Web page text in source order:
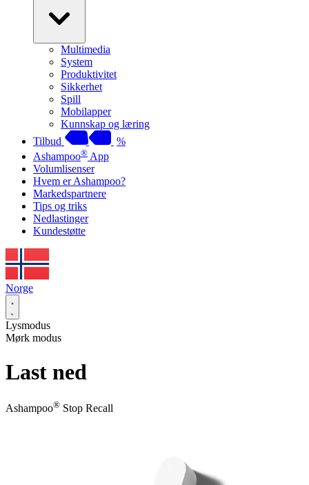
Multimedia
System
Produktivitet
Sikkerhet
Spill
Mobilapper
Kunnskap og læring
Tilbud
%
Ashampoo® App
Volumlisenser
Hvem er Ashampoo?
Markedspartnere
Tips og triks
Nedlastinger
Kundestøtte
Norge
Lysmodus
Mørk modus
Last ned
Ashampoo® Stop Recall